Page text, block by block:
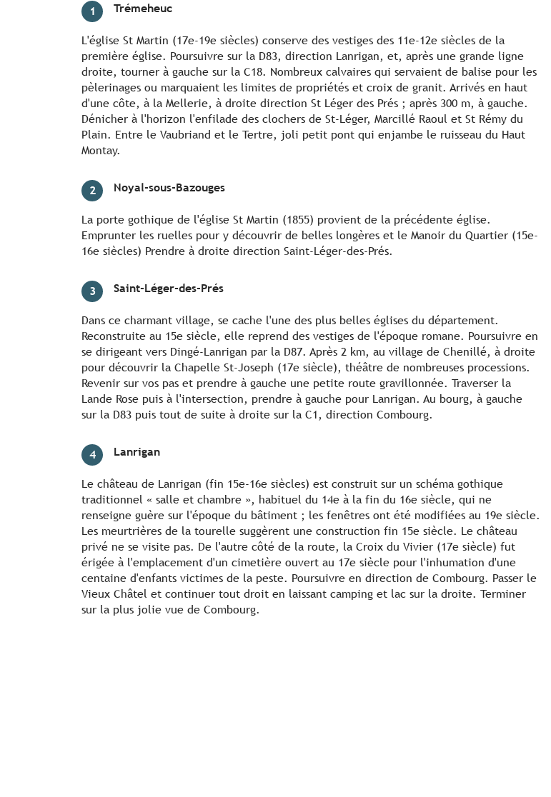
1 Trémeheuc
L'église St Martin (17e-19e siècles) conserve des vestiges des 11e-12e siècles de la
première église. Poursuivre sur la D83, direction Lanrigan, et, après une grande ligne
droite, tourner à gauche sur la C18. Nombreux calvaires qui servaient de balise pour les
pèlerinages ou marquaient les limites de propriétés et croix de granit. Arrivés en haut
d'une côte, à la Mellerie, à droite direction St Léger des Prés ; après 300 m, à gauche.
Dénicher à l'horizon l'enfilade des clochers de St-Léger, Marcillé Raoul et St Rémy du
Plain. Entre le Vaubriand et le Tertre, joli petit pont qui enjambe le ruisseau du Haut
Montay.
2 Noyal-sous-Bazouges
La porte gothique de l'église St Martin (1855) provient de la précédente église.
Emprunter les ruelles pour y découvrir de belles longères et le Manoir du Quartier (15e-
16e siècles) Prendre à droite direction Saint-Léger-des-Prés.
3 Saint-Léger-des-Prés
Dans ce charmant village, se cache l'une des plus belles églises du département.
Reconstruite au 15e siècle, elle reprend des vestiges de l'époque romane. Poursuivre en
se dirigeant vers Dingé-Lanrigan par la D87. Après 2 km, au village de Chenillé, à droite
pour découvrir la Chapelle St-Joseph (17e siècle), théâtre de nombreuses processions.
Revenir sur vos pas et prendre à gauche une petite route gravillonnée. Traverser la
Lande Rose puis à l'intersection, prendre à gauche pour Lanrigan. Au bourg, à gauche
sur la D83 puis tout de suite à droite sur la C1, direction Combourg.
4 Lanrigan
Le château de Lanrigan (fin 15e-16e siècles) est construit sur un schéma gothique
traditionnel « salle et chambre », habituel du 14e à la fin du 16e siècle, qui ne
renseigne guère sur l'époque du bâtiment ; les fenêtres ont été modifiées au 19e siècle.
Les meurtrières de la tourelle suggèrent une construction fin 15e siècle. Le château
privé ne se visite pas. De l'autre côté de la route, la Croix du Vivier (17e siècle) fut
érigée à l'emplacement d'un cimetière ouvert au 17e siècle pour l'inhumation d'une
centaine d'enfants victimes de la peste. Poursuivre en direction de Combourg. Passer le
Vieux Châtel et continuer tout droit en laissant camping et lac sur la droite. Terminer
sur la plus jolie vue de Combourg.